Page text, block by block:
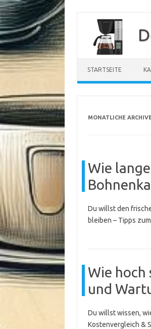
springen
STARTSEITE
MONATLICHE
Wie
Du willst den
bleiben – Tipps
Wie hoch
und
Du willst wissen,
Kostenvergleich &